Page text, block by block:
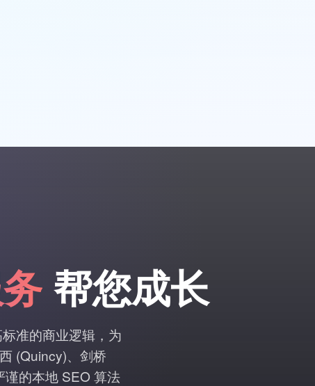
帮您成长
准的商业逻辑，为
(Quincy)、剑桥
的本地 SEO 算法